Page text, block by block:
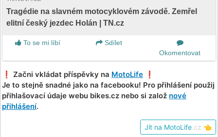
Tragédie na slavném motocyklovém závodě. Zemřel
elitní český jezdec Holán | TN.cz
To se mi líbí
Sdílet
Okomentovat
❗️ Začni vkládat příspěvky na MotoLife ❗️
Je to stejně snadné jako na facebooku! Pro přihlášení použij
přihlašovací údaje webu bikes.cz nebo si založ nové
přihlášení.
Jít na MotoLife .cz 👈